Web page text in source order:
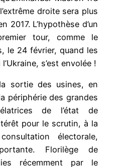
droite sera plus
2017. L’hypothèse d’un
tour, comme le
le 24 février, quand les
s’est envolée !
sortie des usines, en
périphérie des grandes
de l’état de
pour le scrutin, à la
électorale,
Florilège de
récemment par le